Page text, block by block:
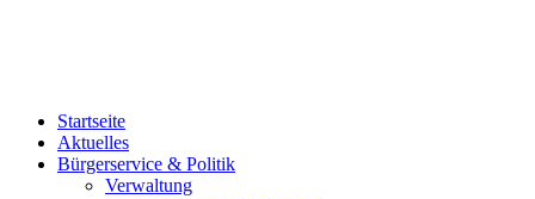
Startseite
Aktuelles
Bürgerservice & Politik
Verwaltung